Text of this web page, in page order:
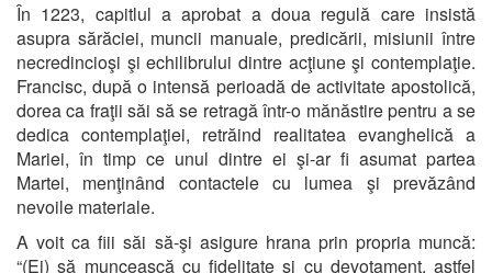
În 1223, capitlul a aprobat a doua regulă care insistă
asupra sărăciei, muncii manuale, predicării, misiunii între
necredincioşi şi echilibrului dintre acţiune şi contemplaţie.
Francisc, după o intensă perioadă de activitate apostolică,
dorea ca fraţii săi să se retragă într-o mănăstire pentru a se
dedica contemplaţiei, retrăind realitatea evanghelică a
Mariei, în timp ce unul dintre ei şi-ar fi asumat partea
Martei, menţinând contactele cu lumea şi prevăzând
nevoile materiale.
A voit ca fiii săi să-şi asigure hrana prin propria muncă:
“(Ei) să muncească cu fidelitate şi cu devotament, astfel